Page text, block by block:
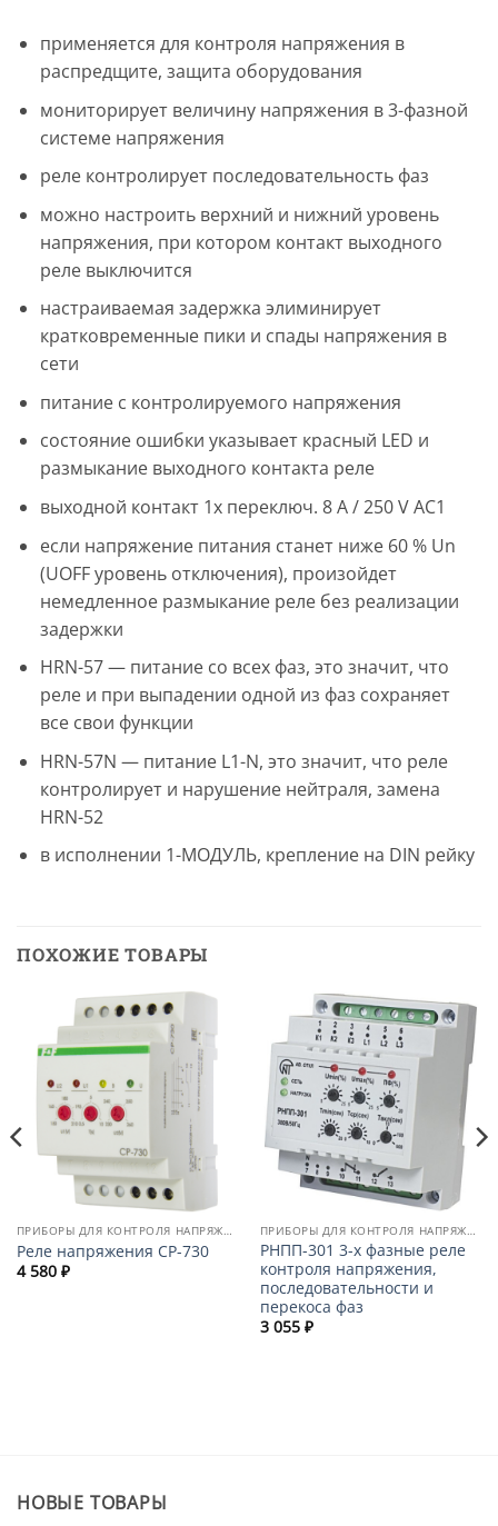
применяется для контроля напряжения в
распредщите, защита оборудования
мониторирует величину напряжения в 3-фазной
системе напряжения
реле контролирует последовательность фаз
можно настроить верхний и нижний уровень
напряжения, при котором контакт выходного
реле выключится
настраиваемая задержка элиминирует
кратковременные пики и спады напряжения в
сети
питание с контролируемого напряжения
состояние ошибки указывает красный LED и
размыкание выходного контакта реле
выходной контакт 1x переключ. 8 A / 250 V AC1
если напряжение питания станет ниже 60 % Un
(UOFF уровень отключения), произойдет
немедленное размыкание реле без реализации
задержки
HRN-57 — питание со всех фаз, это значит, что
реле и при выпадении одной из фаз сохраняет
все свои функции
HRN-57N — питание L1-N, это значит, что реле
контролирует и нарушение нейтраля, замена
HRN-52
в исполнении 1-МОДУЛЬ, крепление на DIN рейку
ПОХОЖИЕ ТОВАРЫ
ПРИБОРЫ ДЛЯ КОНТРОЛЯ НАПРЯЖЕНИЯ, ТОКА, МОЩНОСТИ
Реле напряжения CP-730
4 580 ₽
ПРИБОРЫ ДЛЯ КОНТРОЛЯ НАПРЯЖЕНИЯ, ТОКА, МОЩНОСТИ
РНПП-301 3-х фазные реле
контроля напряжения,
последовательности и
перекоса фаз
3 055 ₽
НОВЫЕ ТОВАРЫ